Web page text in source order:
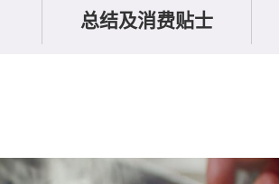
总结及消费贴士